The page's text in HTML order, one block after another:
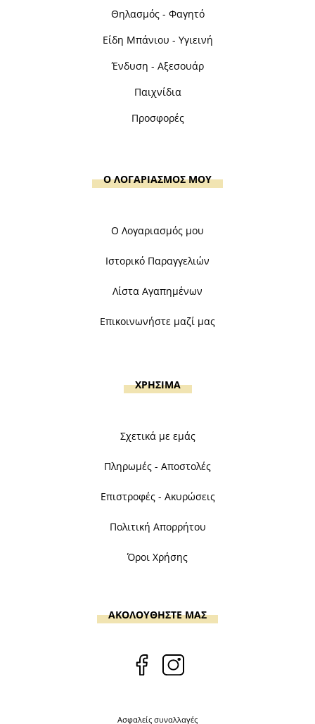
Θηλασμός - Φαγητό
Είδη Μπάνιου - Υγιεινή
Ένδυση - Αξεσουάρ
Παιχνίδια
Προσφορές
Ο ΛΟΓΑΡΙΑΣΜΟΣ ΜΟΥ
Ο Λογαριασμός μου
Ιστορικό Παραγγελιών
Λίστα Αγαπημένων
Επικοινωνήστε μαζί μας
ΧΡΗΣΙΜΑ
Σχετικά με εμάς
Πληρωμές - Αποστολές
Επιστροφές - Ακυρώσεις
Πολιτική Απορρήτου
Όροι Χρήσης
ΑΚΟΛΟΥΘΗΣΤΕ ΜΑΣ
Ασφαλείς συναλλαγές